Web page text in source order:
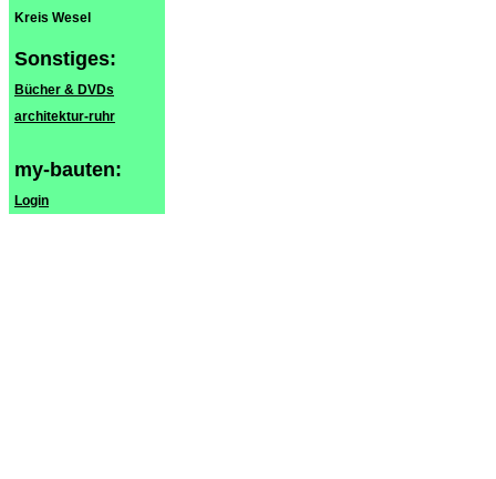
Kreis Wesel
Sonstiges:
Bücher & DVDs
architektur-ruhr
my-bauten:
Login